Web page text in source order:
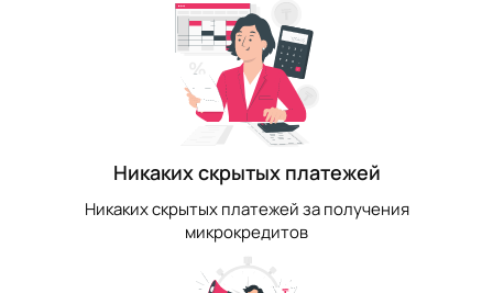
Никаких скрытых платежей
Никаких скрытых платежей за получения
микрокредитов